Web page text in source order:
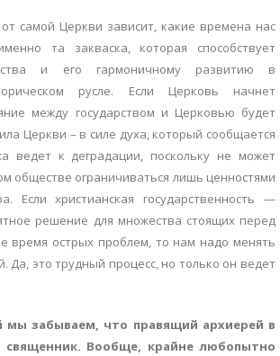
самой Церкви зависит, какие времена нас
та закваска, которая способствует
и его гармоничному развитию в
русле. Если Церковь начнет
между государством и Церковью будет
Церкви – в силе духа, который сообщается
ведет к деградации, поскольку не может
обществе ограничиваться лишь ценностями
Если христианская государственность —
решение для множества стоящих перед
время острых проблем, то нам надо менять
Да, это трудный процесс, но только он ведет
мы забываем, что правящий архиерей в
священник. Вообще, крайне любопытно